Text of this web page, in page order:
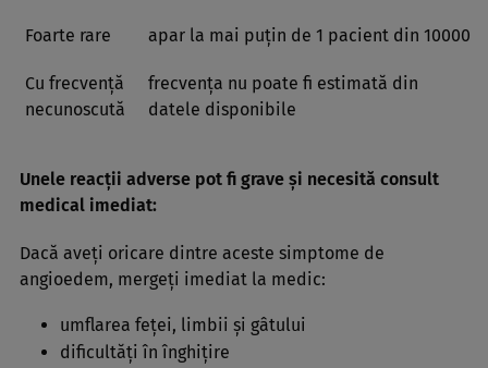
Foarte rare apar la mai puţin de 1 pacient din 10000
Cu frecvenţă
necunoscută
frecvenţa nu poate fi estimată din
datele disponibile
Unele reacţii adverse pot fi grave şi necesită consult
medical imediat:
Dacă aveţi oricare dintre aceste simptome de
angioedem, mergeţi imediat la medic:
umflarea feţei, limbii şi gâtului
dificultăţi în înghiţire